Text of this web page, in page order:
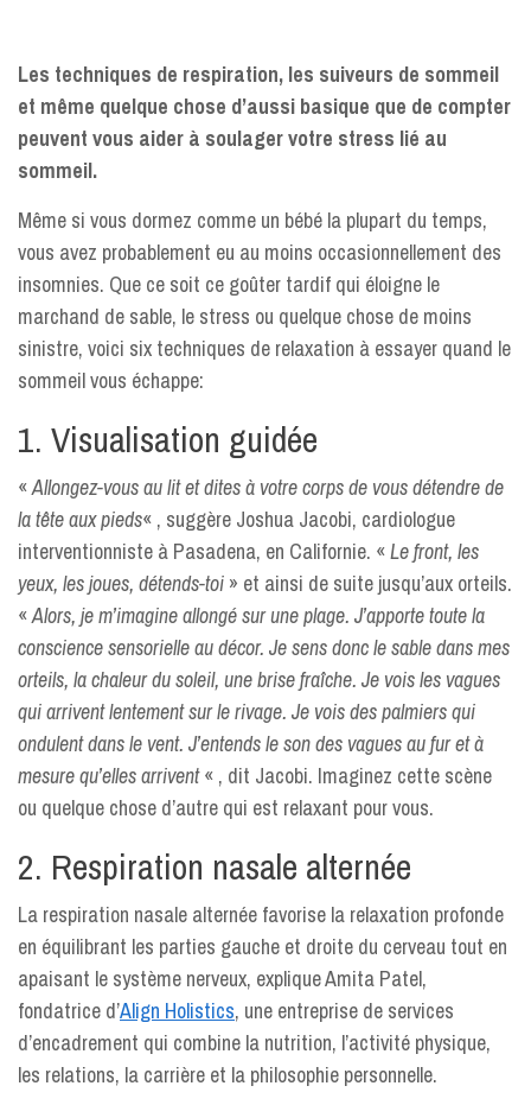
Les techniques de respiration, les suiveurs de sommeil
et même quelque chose d’aussi basique que de compter
peuvent vous aider à soulager votre stress lié au
sommeil.
Même si vous dormez comme un bébé la plupart du temps,
vous avez probablement eu au moins occasionnellement des
insomnies. Que ce soit ce goûter tardif qui éloigne le
marchand de sable, le stress ou quelque chose de moins
sinistre, voici six techniques de relaxation à essayer quand le
sommeil vous échappe:
1. Visualisation guidée
«Allongez-vous au lit et dites à votre corps de vous détendre de
la tête aux pieds« , suggère Joshua Jacobi, cardiologue
interventionniste à Pasadena, en Californie. «Le front, les
yeux, les joues, détends-toi » et ainsi de suite jusqu’aux orteils.
«Alors, je m’imagine allongé sur une plage. J’apporte toute la
conscience sensorielle au décor. Je sens donc le sable dans mes
orteils, la chaleur du soleil, une brise fraîche. Je vois les vagues
qui arrivent lentement sur le rivage. Je vois des palmiers qui
ondulent dans le vent. J’entends le son des vagues au fur et à
mesure qu’elles arrivent« , dit Jacobi. Imaginez cette scène
ou quelque chose d’autre qui est relaxant pour vous.
2. Respiration nasale alternée
La respiration nasale alternée favorise la relaxation profonde
en équilibrant les parties gauche et droite du cerveau tout en
apaisant le système nerveux, explique Amita Patel,
fondatrice d’Align Holistics, une entreprise de services
d’encadrement qui combine la nutrition, l’activité physique,
les relations, la carrière et la philosophie personnelle.